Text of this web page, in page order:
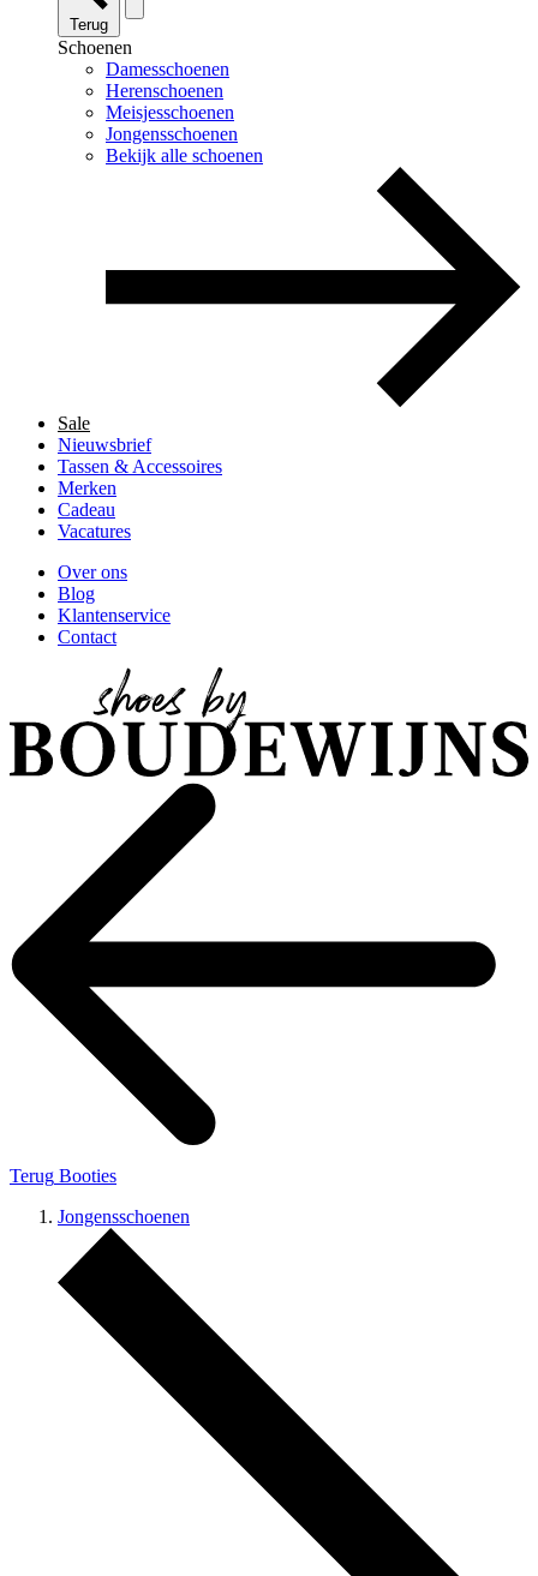
Terug
Schoenen
Damesschoenen
Herenschoenen
Meisjesschoenen
Jongensschoenen
Bekijk alle schoenen
Sale
Nieuwsbrief
Tassen & Accessoires
Merken
Cadeau
Vacatures
Over ons
Blog
Klantenservice
Contact
Terug Booties
Jongensschoenen